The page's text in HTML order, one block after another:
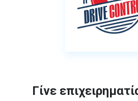
Γίνε